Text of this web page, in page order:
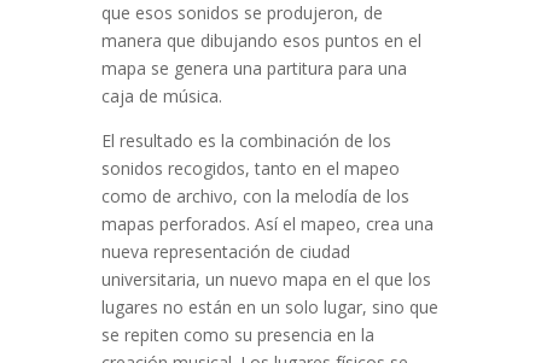
que esos sonidos se produjeron, de
manera que dibujando esos puntos en el
mapa se genera una partitura para una
caja de música.
El resultado es la combinación de los
sonidos recogidos, tanto en el mapeo
como de archivo, con la melodía de los
mapas perforados. Así el mapeo, crea una
nueva representación de ciudad
universitaria, un nuevo mapa en el que los
lugares no están en un solo lugar, sino que
se repiten como su presencia en la